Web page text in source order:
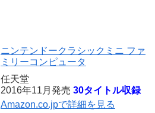
ニンテンドークラシックミニ ファ
ミリーコンピュータ
任天堂
2016年11月発売 30タイトル収録
Amazon.co.jpで詳細を見る